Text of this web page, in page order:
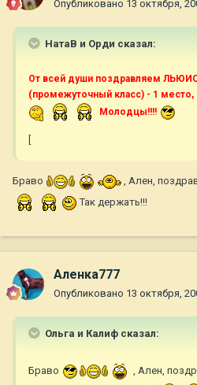
Опубликовано 13 октября,
НатаВ и Орди сказал:
От всей души поздравляем
(промежуточный класс) - 1
Молодцы!!!!
Браво
, Ален,
Так держать!!!
Аленка777
Опубликовано 13 октября,
Ольга и Калиф сказал:
Браво
, Ален,